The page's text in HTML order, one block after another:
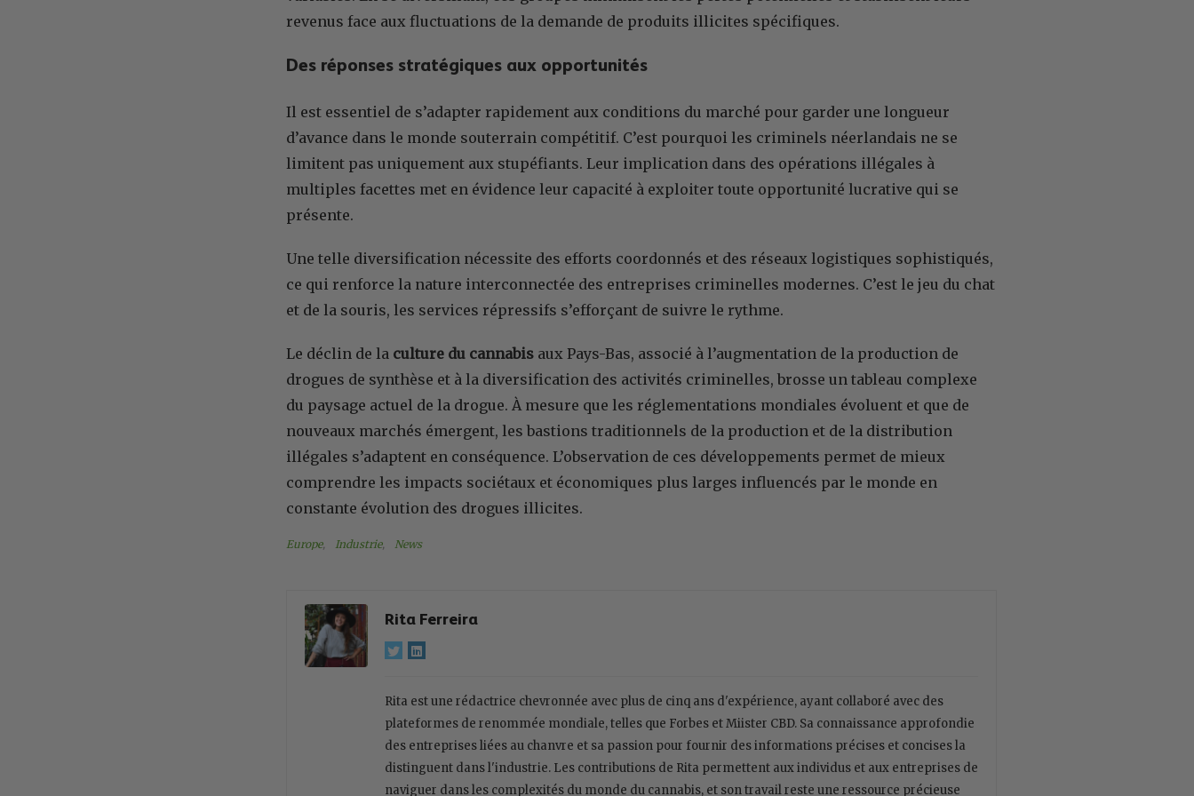
revenus face aux fluctuations de la demande de produits illicites spécifiques.
Des réponses stratégiques aux opportunités
Il est essentiel de s’adapter rapidement aux conditions du marché pour garder une longueur
d’avance dans le monde souterrain compétitif. C’est pourquoi les criminels néerlandais ne se
limitent pas uniquement aux stupéfiants. Leur implication dans des opérations illégales à
multiples facettes met en évidence leur capacité à exploiter toute opportunité lucrative qui se
présente.
Une telle diversification nécessite des efforts coordonnés et des réseaux logistiques sophistiqués,
ce qui renforce la nature interconnectée des entreprises criminelles modernes. C’est le jeu du chat
et de la souris, les services répressifs s’efforçant de suivre le rythme.
Le déclin de la culture du cannabis aux Pays-Bas, associé à l’augmentation de la production de
drogues de synthèse et à la diversification des activités criminelles, brosse un tableau complexe
du paysage actuel de la drogue. À mesure que les réglementations mondiales évoluent et que de
nouveaux marchés émergent, les bastions traditionnels de la production et de la distribution
illégales s’adaptent en conséquence. L’observation de ces développements permet de mieux
comprendre les impacts sociétaux et économiques plus larges influencés par le monde en
constante évolution des drogues illicites.
Europe, Industrie, News
Rita Ferreira
Rita est une rédactrice chevronnée avec plus de cinq ans d'expérience, ayant collaboré avec des
plateformes de renommée mondiale, telles que Forbes et Miister CBD. Sa connaissance approfondie
des entreprises liées au chanvre et sa passion pour fournir des informations précises et concises la
distinguent dans l'industrie. Les contributions de Rita permettent aux individus et aux entreprises de
naviguer dans les complexités du monde du cannabis, et son travail reste une ressource précieuse